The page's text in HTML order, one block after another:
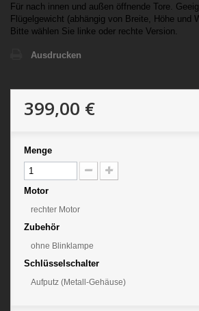
Für nach innen und außen öffnende Tore.
Flügelgewicht (abhängig von Breite, Höhe und
Bitte wählen Sie linke oder rechte Version.
Ausdrucken
399,00 €
Menge
Motor
rechter Motor
Zubehör
ohne Blinklampe
Schlüsselschalter
Aufputz (Metall-Gehäuse)